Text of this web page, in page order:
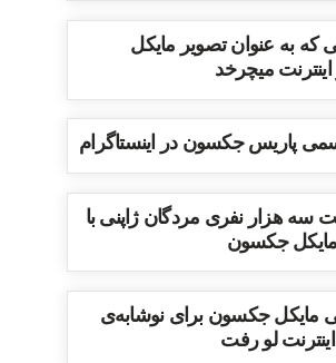
که به عنوان تصویر مایکل
میچرخد
پاریس جکسون در اینستاگرام
هزار نفری مردگان ژاپنی با
مایکل جکسون
مایکل جکسون برای نوشابه‌ی
لو رفت